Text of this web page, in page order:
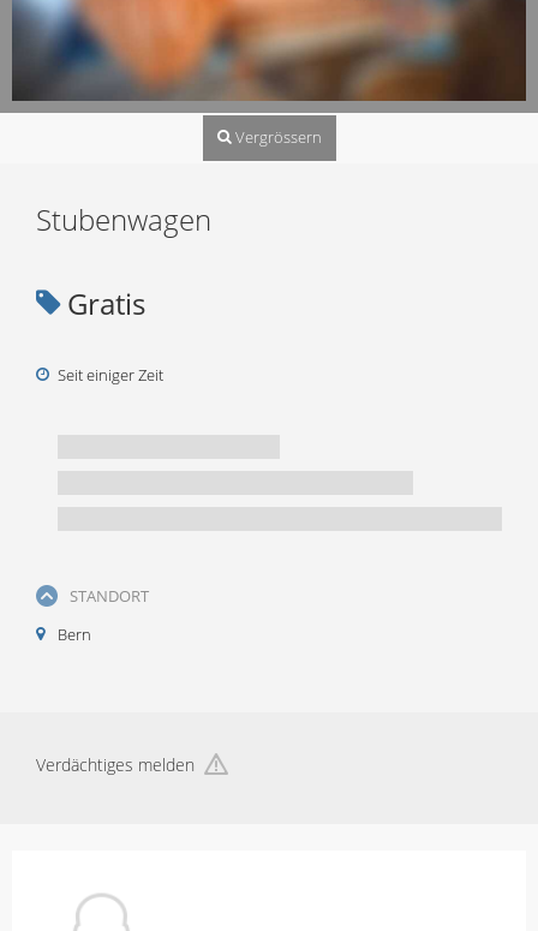
Vergrössern
Stubenwagen
Gratis
Seit einiger Zeit
STANDORT
Bern
Verdächtiges melden